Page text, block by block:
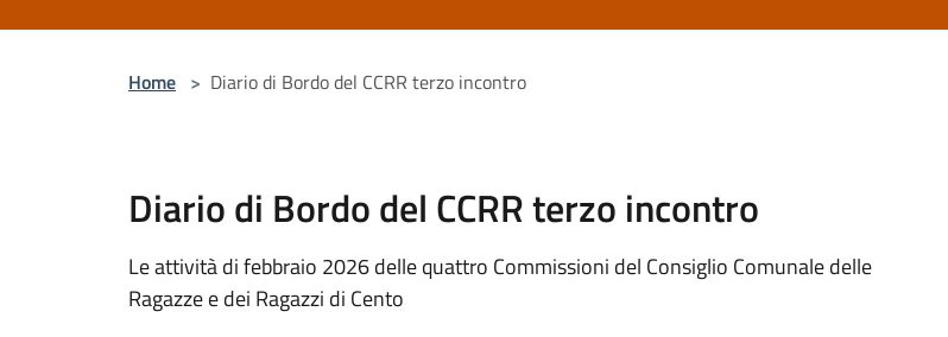
Home > Diario di Bordo del CCRR terzo incontro
Diario di Bordo del CCRR terzo incontro
Le attività di febbraio 2026 delle quattro Commissioni del Consiglio Comunale delle
Ragazze e dei Ragazzi di Cento